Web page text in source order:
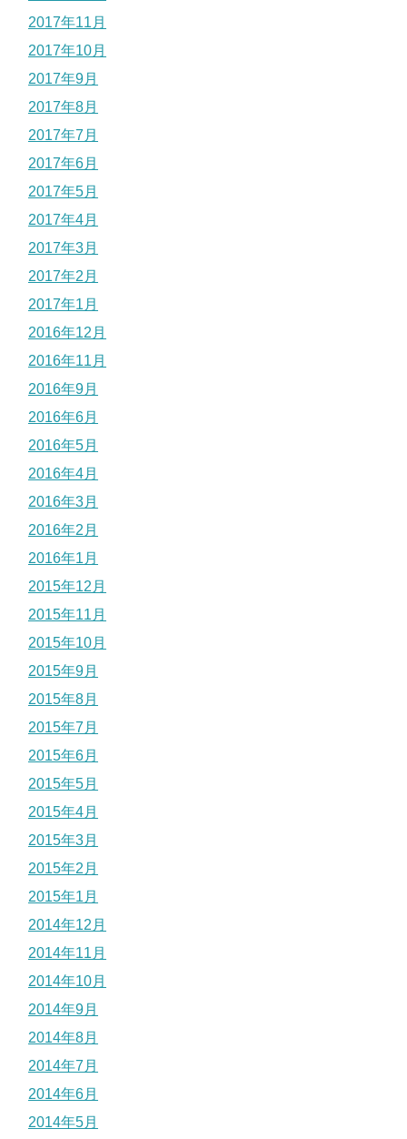
2017年11月
2017年10月
2017年9月
2017年8月
2017年7月
2017年6月
2017年5月
2017年4月
2017年3月
2017年2月
2017年1月
2016年12月
2016年11月
2016年9月
2016年6月
2016年5月
2016年4月
2016年3月
2016年2月
2016年1月
2015年12月
2015年11月
2015年10月
2015年9月
2015年8月
2015年7月
2015年6月
2015年5月
2015年4月
2015年3月
2015年2月
2015年1月
2014年12月
2014年11月
2014年10月
2014年9月
2014年8月
2014年7月
2014年6月
2014年5月